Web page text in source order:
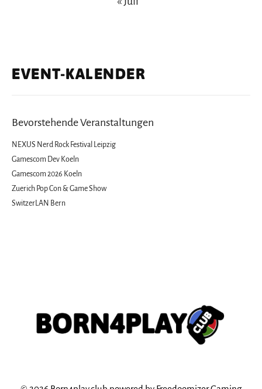
EVENT-KALENDER
Bevorstehende Veranstaltungen
NEXUS Nerd Rock Festival Leipzig
Gamescom Dev Koeln
Gamescom 2026 Koeln
Zuerich Pop Con & Game Show
SwitzerLAN Bern